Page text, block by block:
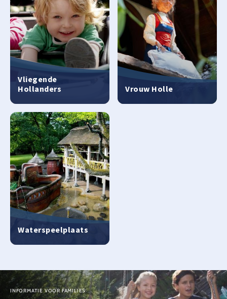
Vliegende
Hollanders
Vrouw Holle
Waterspeelplaats
INFORMATIE VOOR FAMILIES